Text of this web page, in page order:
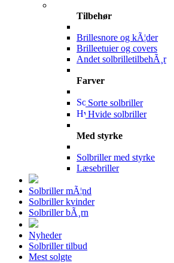
Tilbehør
Brillesnore og kÃ¦der
Brilleetuier og covers
Andet solbrilletilbehÃ¸r
Farver
Sorte solbriller
Hvide solbriller
Med styrke
Solbriller med styrke
Læsebriller
Solbriller mÃ¦nd
Solbriller kvinder
Solbriller bÃ¸rn
Nyheder
Solbriller tilbud
Mest solgte